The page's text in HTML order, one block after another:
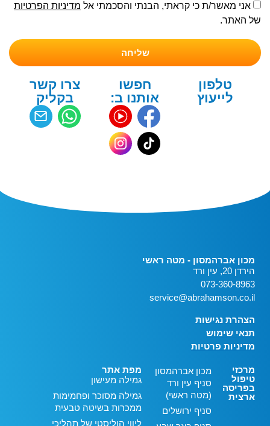
אני מאשר/ת כי קראתי, הבנתי והסכמתי אל מדיניות הפרטיות
של האתר.
שליחה
טלפון
לייעוץ
חפשו
אותנו ב:
צרו קשר
בקליק
מכון אברהמסון - מטה ראשי
הירדן 20, עין ורד
073-360-8963
service@abrahamson.co.il
הצהרת נגישות
תנאי שימוש
מדיניות פרטיות
מרכזי
טיפול
בפריסה
ארצית
מכון אברהמסון
סניף עין ורד
(מטה ראשי)
סניף ירושלים
מפת אתר
גמילה מעישון
גמילה מסוכר ופחמימות
ממכרות בשיטה טבעית
ליווי הוליסטי של תהליכי